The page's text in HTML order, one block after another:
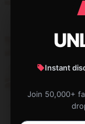
Instant
Join 50,000+